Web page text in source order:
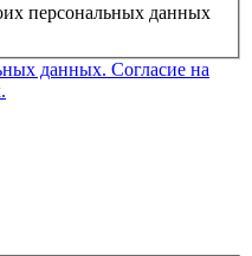
персональных данных
данных. Согласие на